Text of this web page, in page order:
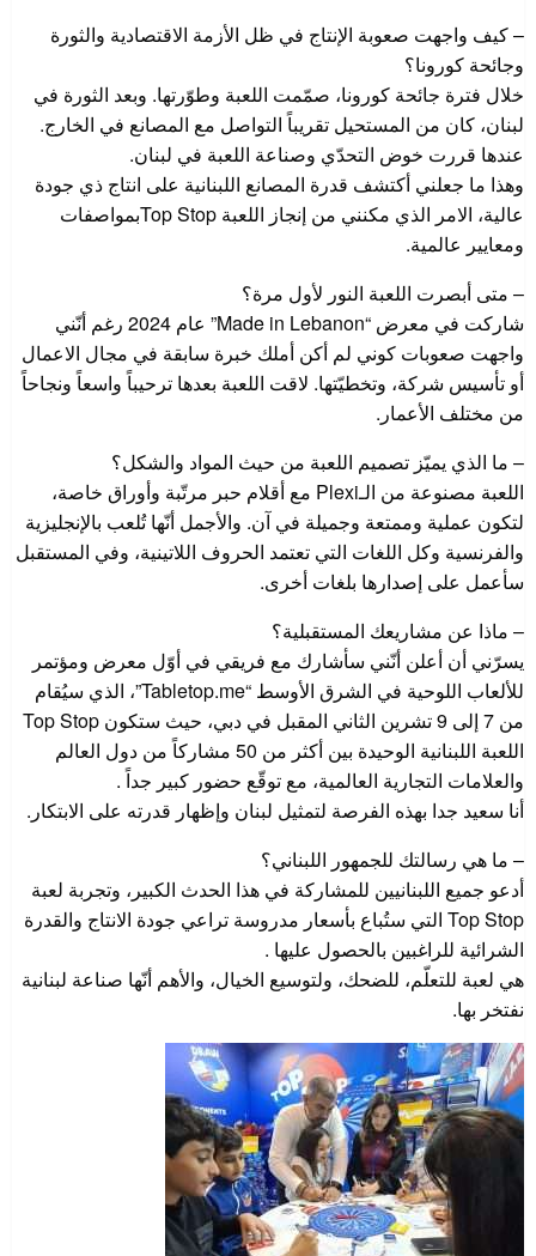
– كيف واجهت صعوبة الإنتاج في ظل الأزمة الاقتصادية والثورة
وجائحة كورونا؟
خلال فترة جائحة كورونا، صمّمت اللعبة وطوّرتها. وبعد الثورة في
لبنان، كان من المستحيل تقريباً التواصل مع المصانع في الخارج.
عندها قررت خوض التحدّي وصناعة اللعبة في لبنان.
وهذا ما جعلني أكتشف قدرة المصانع اللبنانية على انتاج ذي جودة
عالية، الامر الذي مكنني من إنجاز اللعبة Top Stopبمواصفات
ومعايير عالمية.
– متى أبصرت اللعبة النور لأول مرة؟
شاركت في معرض “Made in Lebanon” عام 2024 رغم أنّني
واجهت صعوبات كوني لم أكن أملك خبرة سابقة في مجال الاعمال
أو تأسيس شركة، وتخطيّتها. لاقت اللعبة بعدها ترحيباً واسعاً ونجاحاً
من مختلف الأعمار.
– ما الذي يميّز تصميم اللعبة من حيث المواد والشكل؟
اللعبة مصنوعة من الـPlexi مع أقلام حبر مرتّبة وأوراق خاصة،
لتكون عملية وممتعة وجميلة في آن. والأجمل أنّها تُلعب بالإنجليزية
والفرنسية وكل اللغات التي تعتمد الحروف اللاتينية، وفي المستقبل
سأعمل على إصدارها بلغات أخرى.
– ماذا عن مشاريعك المستقبلية؟
يسرّني أن أعلن أنّني سأشارك مع فريقي في أوّل معرض ومؤتمر
للألعاب اللوحية في الشرق الأوسط “Tabletop.me”، الذي سيُقام
من 7 إلى 9 تشرين الثاني المقبل في دبي، حيث ستكون Top Stop
اللعبة اللبنانية الوحيدة بين أكثر من 50 مشاركاً من دول العالم
والعلامات التجارية العالمية، مع توقّع حضور كبير جداً .
أنا سعيد جدا بهذه الفرصة لتمثيل لبنان وإظهار قدرته على الابتكار.
– ما هي رسالتك للجمهور اللبناني؟
أدعو جميع اللبنانيين للمشاركة في هذا الحدث الكبير، وتجربة لعبة
Top Stop التي ستُباع بأسعار مدروسة تراعي جودة الانتاج والقدرة
الشرائية للراغبين بالحصول عليها .
هي لعبة للتعلّم، للضحك، ولتوسيع الخيال، والأهم أنّها صناعة لبنانية
نفتخر بها.